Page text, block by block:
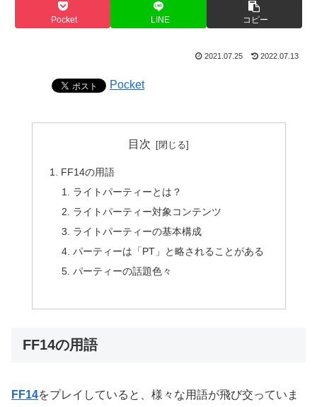
Pocket LINE コピー
2021.07.25 2022.07.13
Pocket
目次
FF14の用語
ライトパーティーとは？
ライトパーティー対象コンテンツ
ライトパーティーの基本構成
パーティーは「PT」と略されることがある
パーティーの話題色々
FF14の用語
FF14をプレイしていると、様々な用語が飛び交っていま